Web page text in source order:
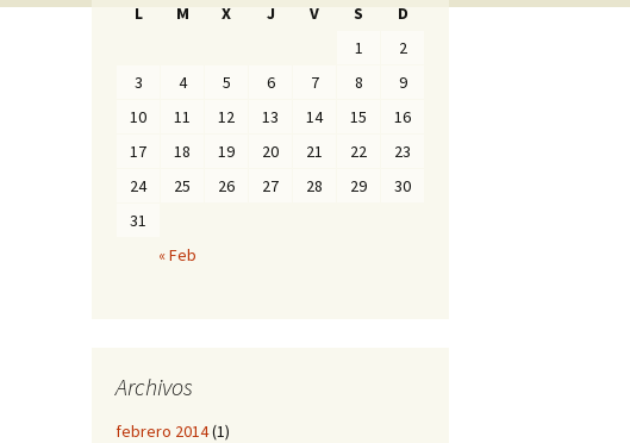
L
M X J V S
D
1
2
3
4 5 6 7 8
9
10
11 12 13 14 15
16
17
18 19 20 21 22
23
24
25 26 27 28 29
30
31
« Feb
Archivos
febrero 2014(1)